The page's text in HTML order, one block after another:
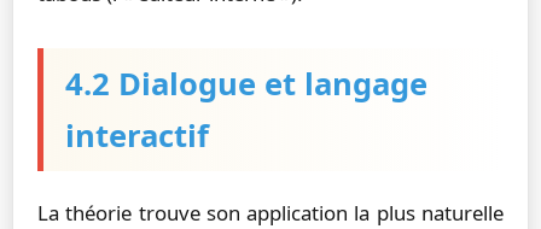
4.2 Dialogue et langage
interactif
La théorie trouve son application la plus naturelle